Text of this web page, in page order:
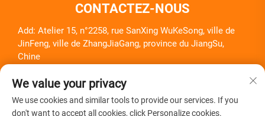
CONTACTEZ-NOUS
Add: Atelier 15, n°2258, rue SanXing WuKeSong, ville de
JinFeng, ville de ZhangJiaGang, province du JiangSu,
Chine
[email protected]
We value your privacy
We use cookies and similar tools to provide our services. If you
don't want to accept all cookies, click Personalize cookies.